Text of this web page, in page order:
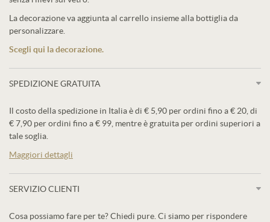
La decorazione va aggiunta al carrello insieme alla bottiglia da
personalizzare.
Scegli qui la decorazione.
SPEDIZIONE GRATUITA
Il costo della spedizione in Italia è di € 5,90 per ordini fino a € 20, di
€ 7,90 per ordini fino a € 99, mentre è gratuita per ordini superiori a
tale soglia.
Maggiori dettagli
SERVIZIO CLIENTI
Cosa possiamo fare per te? Chiedi pure. Ci siamo per rispondere